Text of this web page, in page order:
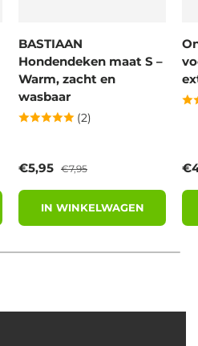
BASTIAAN
Hondendeken maat S –
Warm, zacht en
wasbaar
(2)
Verkoopprijs
€5,95 Reguliere prijs
€7,95
IN WINKELWAGEN